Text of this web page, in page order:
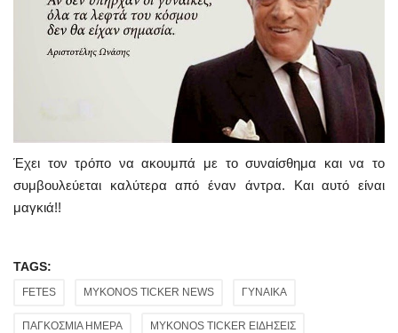
Έχει τον τρόπο να ακουμπά με το συναίσθημα και να το
συμβουλεύεται καλύτερα από έναν άντρα. Και αυτό είναι
μαγκιά!!
TAGS:
FETES MYKONOS TICKER NEWS ΓΥΝΑΙΚΑ
ΠΑΓΚΟΣΜΙΑ ΗΜΕΡΑ MYKONOS TICKER ΕΙΔΗΣΕΙΣ